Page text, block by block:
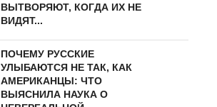
ВЫТВОРЯЮТ, КОГДА ИХ НЕ
ВИДЯТ...
ПОЧЕМУ РУССКИЕ
УЛЫБАЮТСЯ НЕ ТАК, КАК
АМЕРИКАНЦЫ: ЧТО
ВЫЯСНИЛА НАУКА О